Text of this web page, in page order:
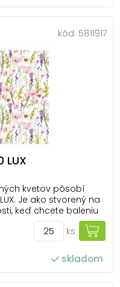
kód: 5811917
LUX
kvetov pôsobí
Je ako stvorený na
keď chcete baleniu
Skvele doplní
okamihy aj
len ta...
ks
skladom